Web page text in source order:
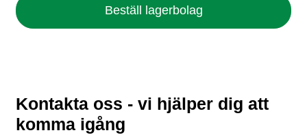
Beställ lagerbolag
Kontakta oss - vi hjälper dig att
komma igång